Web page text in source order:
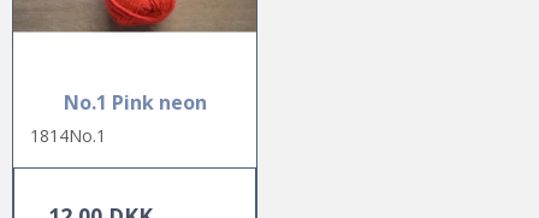
No.1 Pink neon
1814No.1